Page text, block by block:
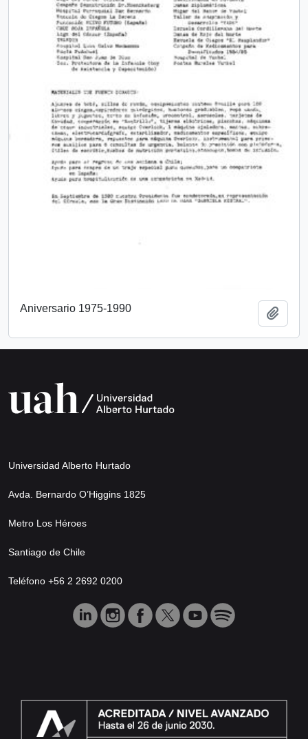
Aniversario 1975-1990
Universidad Alberto Hurtado
Avda. Bernardo O’Higgins 1825
Metro Los Héroes
Santiago de Chile
Teléfono +56 2 2692 0200